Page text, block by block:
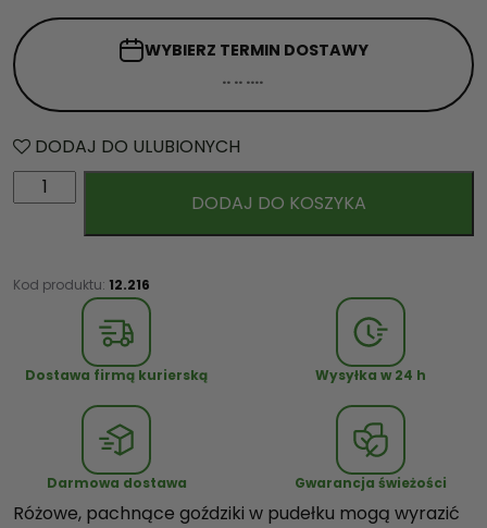
WYBIERZ TERMIN DOSTAWY
DODAJ DO ULUBIONYCH
l
ć
ź
DODAJ DO KOSZYKA
Kod produktu: 12.216
Dostawa firmą kurierską Wysyłka w 24 h
Darmowa dostawa Gwarancja świeżości
Różowe, pachnące goździki w pudełku mogą wyrazić